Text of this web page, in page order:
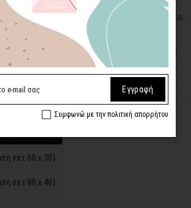
"Ασπρόμαυρο Bauhaus Μοτίβο" αποτυπώνει τα
του κινήματος Μπάουχαους, που είναι η
και η χρηστικότητα, δίνοντας έμφαση
Αν θέλετε να απαλλαγείτε από τα περιττά
και να ακολουθήσετε έναν πιο μίνιμαλ ρυθμό,
επιλογή!
(πλάτος x ύψος)
σετ 60 x 30)
σετ 80 x 40)
Εγγραφή
Συμφωνώ με την πολιτική απορρήτου